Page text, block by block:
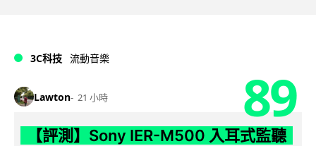
3C科技 流動音樂
Lawton 21 小時 89
【評測】Sony IER-M500 入耳式監聽